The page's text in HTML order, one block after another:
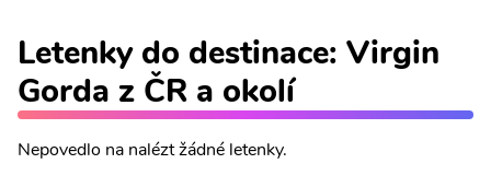
Letenky do destinace: Virgin
Gorda z ČR a okolí
Nepovedlo na nalézt žádné letenky.